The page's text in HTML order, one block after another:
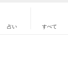
占い すべて